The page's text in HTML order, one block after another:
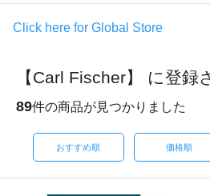
Click here for Global Store
【Carl Fischer】 に登録
89件の商品が見つかりました
おすすめ順 価格順